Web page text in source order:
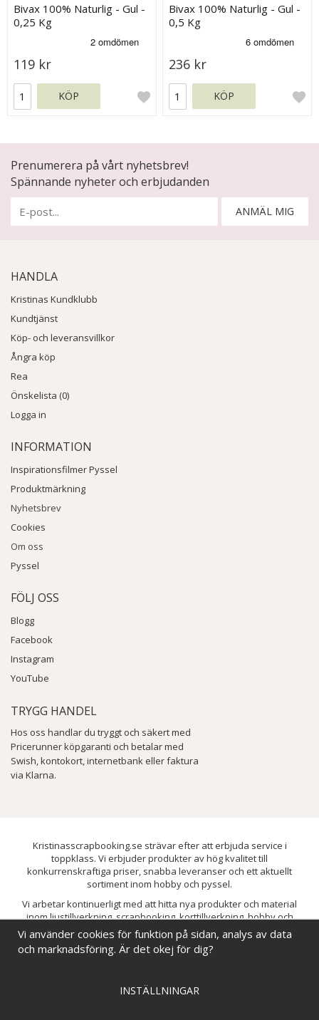
Bivax 100% Naturlig - Gul -
0,25 Kg
119 kr
KÖP
Bivax 100% Naturlig - Gul -
0,5 Kg
236 kr
KÖP
Prenumerera på vårt nyhetsbrev!
Spännande nyheter och erbjudanden
ANMÄL MIG
HANDLA
Kristinas Kundklubb
Kundtjänst
Köp- och leveransvillkor
Ångra köp
Rea
Önskelista (0)
Logga in
INFORMATION
Inspirationsfilmer Pyssel
Produktmärkning
Nyhetsbrev
Cookies
Om oss
Pyssel
FÖLJ OSS
Blogg
Facebook
Instagram
YouTube
TRYGG HANDEL
Hos oss handlar du tryggt och säkert med
Pricerunner köpgaranti och betalar med
Swish, kontokort, internetbank eller faktura
via Klarna.
Kristinasscrapbooking.se strävar efter att erbjuda service i
toppklass. Vi erbjuder produkter av hög kvalitet till
konkurrenskraftiga priser, snabba leveranser och ett aktuellt
sortiment inom hobby och pyssel.
Vi arbetar kontinuerligt med att hitta nya produkter och material
inom ljustillverkning, scrapbooking, korttillverkning, hobby och
pyssel. Målet är att bredda sortimentet och löpande förbättra och
utveckla vårt utbud, så att du alltid kan hitta det du behöver hos oss.
Vi använder cookies för funktion på sidan, analys av data
och marknadsföring. Är det okej för dig?
INSTÄLLNINGAR